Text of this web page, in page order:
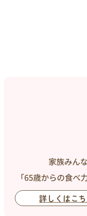
家族みん
「65歳からの食べ
詳しくはこ